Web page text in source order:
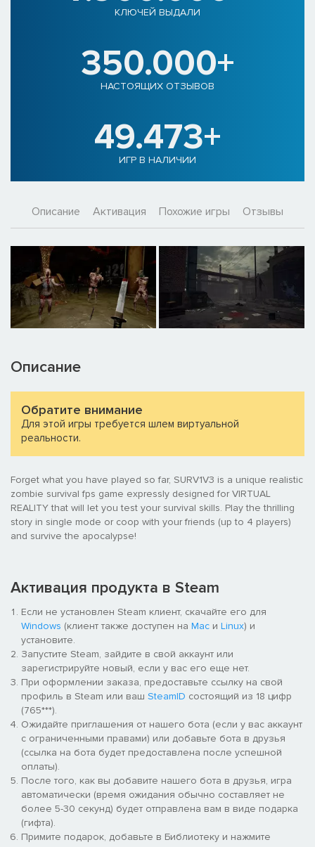
КЛЮЧЕЙ ВЫДАЛИ
350.000+
НАСТОЯЩИХ ОТЗЫВОВ
49.473+
ИГР В НАЛИЧИИ
Описание Активация Похожие игры Отзывы
Описание
Обратите внимание
Для этой игры требуется шлем виртуальной
реальности.
Forget what you have played so far, SURV1V3 is a unique realistic
zombie survival fps game expressly designed for VIRTUAL
REALITY that will let you test your survival skills. Play the thrilling
story in single mode or coop with your friends (up to 4 players)
and survive the apocalypse!
Активация продукта в Steam
Если не установлен Steam клиент, скачайте его для
Windows (клиент также доступен на Mac и Linux) и
установите.
Запустите Steam, зайдите в свой аккаунт или
зарегистрируйте новый, если у вас его еще нет.
При оформлении заказа, предоставьте ссылку на свой
профиль в Steam или ваш SteamID состоящий из 18 цифр
(765***).
Ожидайте приглашения от нашего бота (если у вас аккаунт
с ограниченными правами) или добавьте бота в друзья
(ссылка на бота будет предоставлена после успешной
оплаты).
После того, как вы добавите нашего бота в друзья, игра
автоматически (время ожидания обычно составляет не
более 5-30 секунд) будет отправлена вам в виде подарка
(гифта).
Примите подарок, добавьте в Библиотеку и нажмите